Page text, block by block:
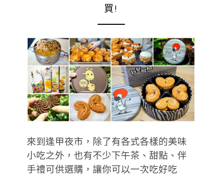
買!
來到逢甲夜市，除了有各式各樣的美味
小吃之外，也有不少下午茶、甜點、伴
手禮可供選購，讓你可以一次吃好吃